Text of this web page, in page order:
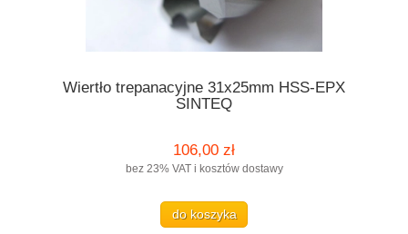
Wiertło trepanacyjne 31x25mm HSS-EPX
SINTEQ
106,00 zł
bez 23% VAT i kosztów dostawy
do koszyka